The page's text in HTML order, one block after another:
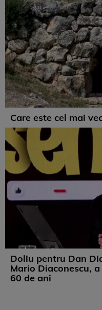
Care este cel mai
Doliu pentru Dan
Mario Diaconescu,
60 de ani